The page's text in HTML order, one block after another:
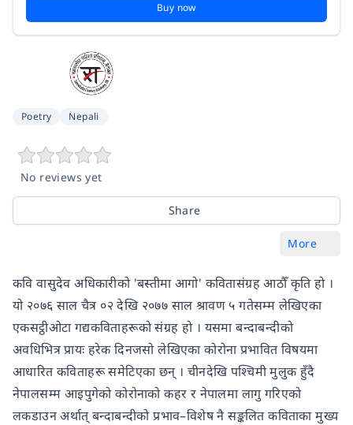
Buy now
Poetry Nepali
No reviews yet
Share
More
कवि वासुदेव अधिकारीको 'बस्तीमा आगो' कवितासंग्रह आठौँ कृति हो ।
यो २०७६ साल चैत्र ०२ देखि २०७७ साल श्रावण ५ गतेसम्म लेखिएका
एकसट्ठीओटा गद्यकविताहरूको संग्रह हो । यसमा बन्दाबन्दीको
अवधिभित्र प्रायः हरेक दिनजसो लेखिएका कोरोना प्रभावित विषयमा
आधारित कविताहरू समेटिएका छन् । चीनदेखि पश्चिमी मुलुक हुँदै
नेपालसम्म आइपुगेको कोरोनाको कहर र नेपालमा लागु गरिएको
लकडाउन अर्थात् बन्दाबन्दीको प्रभाव–विशेष नै सङ्कलित कविताका मुख्य